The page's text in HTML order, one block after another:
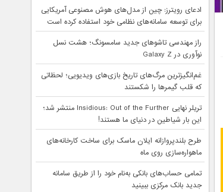
ادعای رویترز: چین از مدل‌های هوش مصنوعی آمریکایی
برای توسعه سامانه‌های نظامی خود استفاده کرده است
راز مهندسی تاشوهای جدید سامسونگ؛ هشت نسل
نوآوری در Galaxy Z
غم‌انگیزترین مرگ‌های تاریخ بازی‌های ویدیویی؛ لحظاتی
که قلب گیمرها را شکستند
تریلر نهایی Insidious: Out of the Further منتشر شد؛
این بار شیاطین در دنیای ما هستند!
طرح بلندپروازانه ایلان ماسک برای ساخت کارخانه‌های
ماهواره‌سازی روی ماه
تمامی حساب‌های بانکی به‌نام خود را از طریق سامانه
جدید بانک مرکزی ببینید